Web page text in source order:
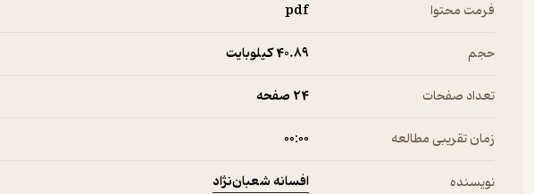
فرمت محتوا pdf
حجم 40.۸۹ کیلوبایت
تعداد صفحات 24 صفحه
زمان تقریبی مطالعه ۰۰:۰۰
نویسنده افسانه شعبان‌نژاد